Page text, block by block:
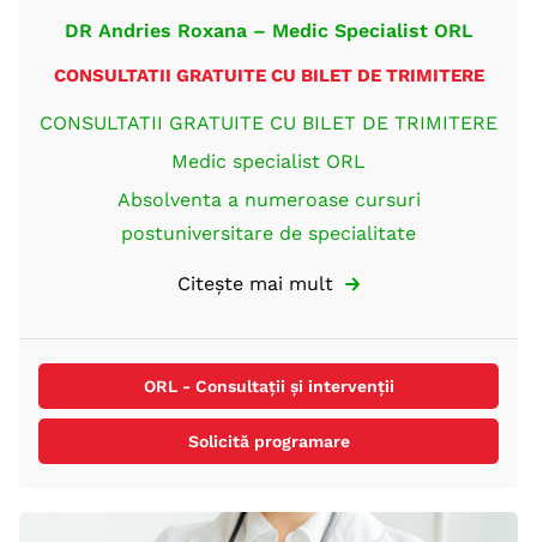
DR Andries Roxana – Medic Specialist ORL
CONSULTATII GRATUITE CU BILET DE TRIMITERE
CONSULTATII GRATUITE CU BILET DE TRIMITERE
Medic specialist ORL
Absolventa a numeroase cursuri
postuniversitare de specialitate
ORL - Consultații și intervenții
Solicită programare